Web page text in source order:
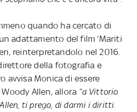
quando ha cercato di
adattamento del film ‘Mariti
reinterpretandolo nel 2016.
della fotografia e
avvisa Monica di essere
Allen, allora “a Vittorio
ti prego, di darmi i diritti.